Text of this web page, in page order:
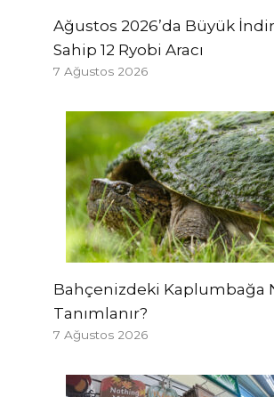
Ağustos 2026’da Büyük
Sahip 12 Ryobi Aracı
7 Ağustos 2026
Bahçenizdeki Kaplumbağa
Tanımlanır?
7 Ağustos 2026